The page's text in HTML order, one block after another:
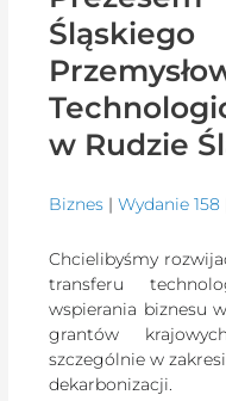
w Rudzie
Biznes |Wydanie 158
Chcielibyśmy
transferu
wspierania biznesu
grantów
szczególnie w
dekarbonizacji.